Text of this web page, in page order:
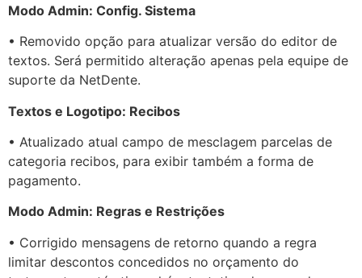
Modo Admin: Config. Sistema
• Removido opção para atualizar versão do editor de
textos. Será permitido alteração apenas pela equipe de
suporte da NetDente.
Textos e Logotipo: Recibos
• Atualizado atual campo de mesclagem parcelas de
categoria recibos, para exibir também a forma de
pagamento.
Modo Admin: Regras e Restrições
• Corrigido mensagens de retorno quando a regra
limitar descontos concedidos no orçamento do